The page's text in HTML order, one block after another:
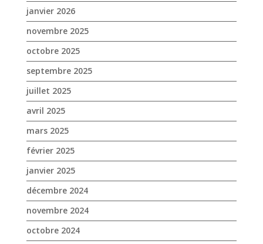
janvier 2026
novembre 2025
octobre 2025
septembre 2025
juillet 2025
avril 2025
mars 2025
février 2025
janvier 2025
décembre 2024
novembre 2024
octobre 2024